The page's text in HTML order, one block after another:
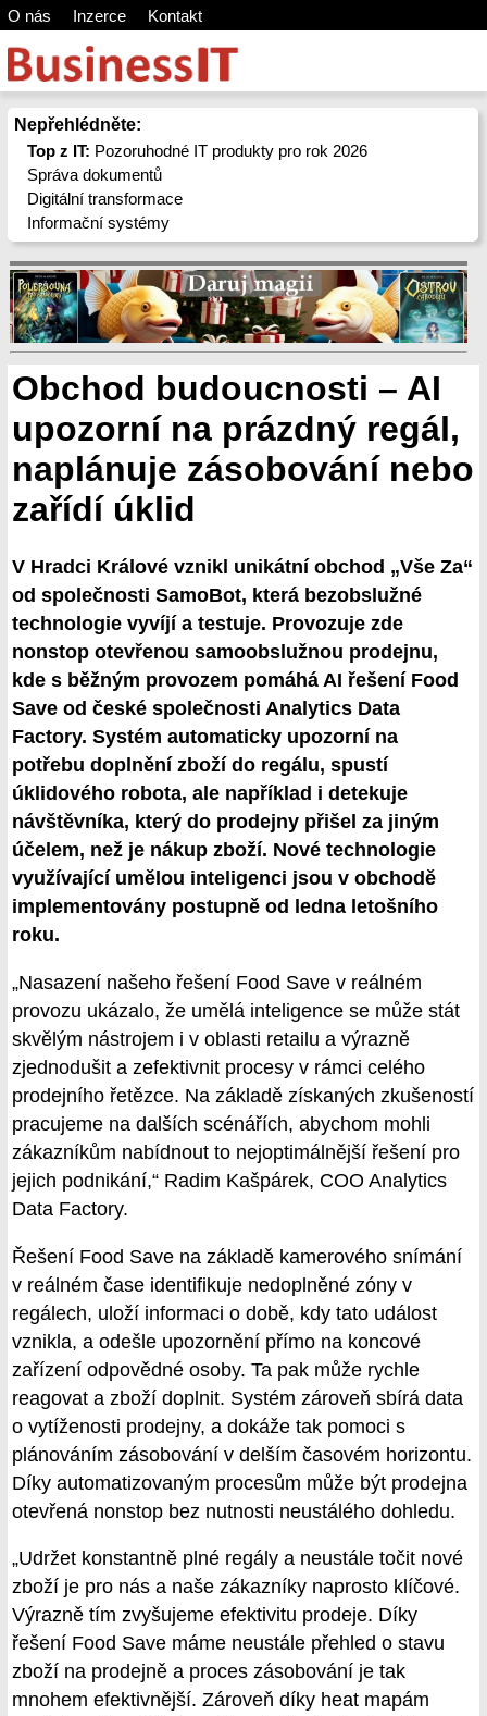
O nás Inzerce Kontakt
Nepřehlédněte:
Top z IT: Pozoruhodné IT produkty pro rok 2026
Správa dokumentů
Digitální transformace
Informační systémy
Obchod budoucnosti – AI
upozorní na prázdný regál,
naplánuje zásobování nebo
zařídí úklid
V Hradci Králové vznikl unikátní obchod „Vše Za“
od společnosti SamoBot, která bezobslužné
technologie vyvíjí a testuje. Provozuje zde
nonstop otevřenou samoobslužnou prodejnu,
kde s běžným provozem pomáhá AI řešení Food
Save od české společnosti Analytics Data
Factory. Systém automaticky upozorní na
potřebu doplnění zboží do regálu, spustí
úklidového robota, ale například i detekuje
návštěvníka, který do prodejny přišel za jiným
účelem, než je nákup zboží. Nové technologie
využívající umělou inteligenci jsou v obchodě
implementovány postupně od ledna letošního
roku.
„Nasazení našeho řešení Food Save v reálném
provozu ukázalo, že umělá inteligence se může stát
skvělým nástrojem i v oblasti retailu a výrazně
zjednodušit a zefektivnit procesy v rámci celého
prodejního řetězce. Na základě získaných zkušeností
pracujeme na dalších scénářích, abychom mohli
zákazníkům nabídnout to nejoptimálnější řešení pro
jejich podnikání,“ Radim Kašpárek, COO Analytics
Data Factory.
Řešení Food Save na základě kamerového snímání
v reálném čase identifikuje nedoplněné zóny v
regálech, uloží informaci o době, kdy tato událost
vznikla, a odešle upozornění přímo na koncové
zařízení odpovědné osoby. Ta pak může rychle
reagovat a zboží doplnit. Systém zároveň sbírá data
o vytíženosti prodejny, a dokáže tak pomoci s
plánováním zásobování v delším časovém horizontu.
Díky automatizovaným procesům může být prodejna
otevřená nonstop bez nutnosti neustálého dohledu.
„Udržet konstantně plné regály a neustále točit nové
zboží je pro nás a naše zákazníky naprosto klíčové.
Výrazně tím zvyšujeme efektivitu prodeje. Díky
řešení Food Save máme neustále přehled o stavu
zboží na prodejně a proces zásobování je tak
mnohem efektivnější. Zároveň díky heat mapám